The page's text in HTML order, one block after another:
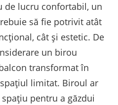
de lucru confortabil, un
să fie potrivit atât
cât și estetic. De
un birou
transformat în
limitat. Biroul ar
pentru a găzdui